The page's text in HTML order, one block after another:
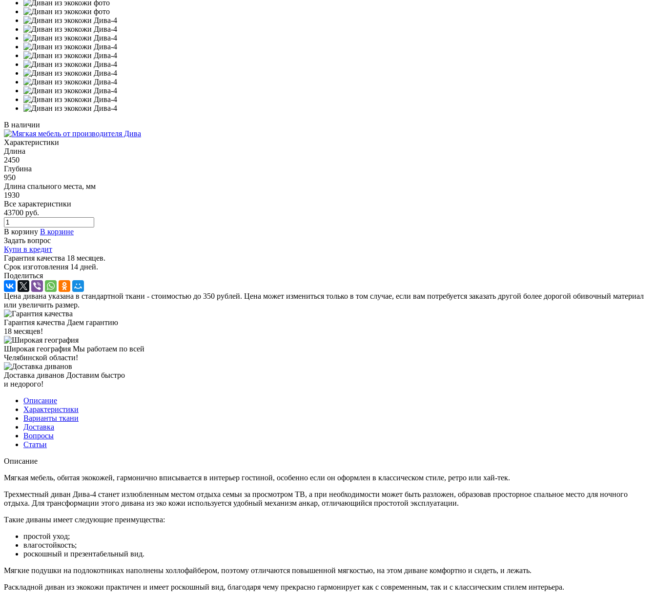
В наличии
Характеристики
Длина
2450
Глубина
950
Длина спального места, мм
1930
Все характеристики
43700 руб.
В корзину В корзине
Задать вопрос
Купи в кредит
Гарантия качества 18 месяцев.
Срок изготовления 14 дней.
Поделиться
Цена дивана указана в стандартной ткани - стоимостью до 350 рублей. Цена может измениться только в том случае, если вам потребуется заказать другой более дорогой обивочный материал
или увеличить размер.
Гарантия качества Даем гарантию
18 месяцев!
Широкая география Мы работаем по всей
Челябинской области!
Доставка диванов Доставим быстро
и недорого!
Описание
Характеристики
Варианты ткани
Доставка
Вопросы
Статьи
Описание
Мягкая мебель, обитая экокожей, гармонично вписывается в интерьер гостиной, особенно если он оформлен в классическом стиле, ретро или хай-тек.
Трехместный диван Дива-4 станет излюбленным местом отдыха семьи за просмотром ТВ, а при необходимости может быть разложен, образовав просторное спальное место для ночного
отдыха. Для трансформации этого дивана из эко кожи используется удобный механизм анкар, отличающийся простотой эксплуатации.
Такие диваны имеет следующие преимущества:
простой уход;
влагостойкость;
роскошный и презентабельный вид.
Мягкие подушки на подлокотниках наполнены холлофайбером, поэтому отличаются повышенной мягкостью, на этом диване комфортно и сидеть, и лежать.
Раскладной диван из экокожи практичен и имеет роскошный вид, благодаря чему прекрасно гармонирует как с современным, так и с классическим стилем интерьера.